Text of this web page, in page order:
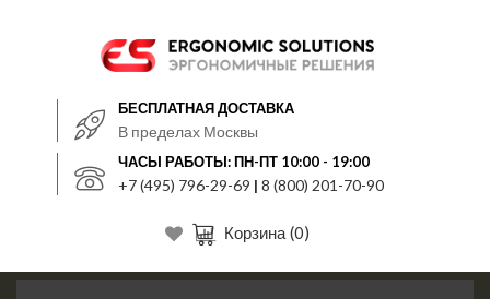
БЕСПЛАТНАЯ ДОСТАВКА
В пределах Москвы
ЧАСЫ РАБОТЫ: ПН-ПТ 10:00 - 19:00
+7 (495) 796-29-69 | 8 (800) 201-70-90
Корзина (0)